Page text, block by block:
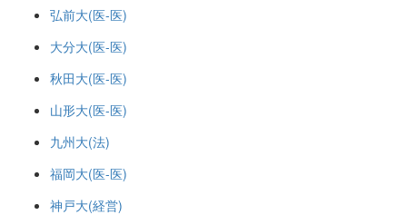
弘前大(医-医)
大分大(医-医)
秋田大(医-医)
山形大(医-医)
九州大(法)
福岡大(医-医)
神戸大(経営)